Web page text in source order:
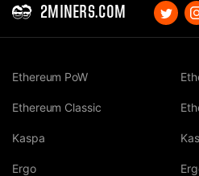
2MINERS.COM
Ethereum PoW
Ethereum Classic
Kaspa
Ergo